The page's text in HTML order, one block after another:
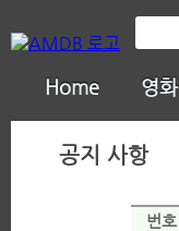
Home 영화
공지 사항
번호